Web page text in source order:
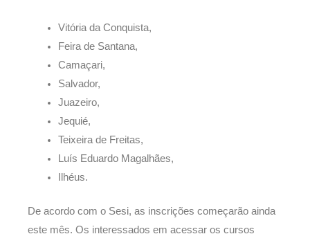
Vitória da Conquista,
Feira de Santana,
Camaçari,
Salvador,
Juazeiro,
Jequié,
Teixeira de Freitas,
Luís Eduardo Magalhães,
Ilhéus.
De acordo com o Sesi, as inscrições começarão ainda
este mês. Os interessados em acessar os cursos